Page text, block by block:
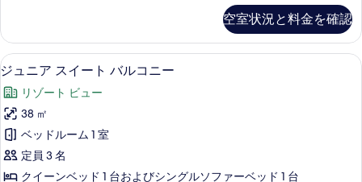
べ
て
の
写
真
を
表
の
詳
細
コ
ニ
ー
の
す
べ
て
の
ー
ル
ー
バ
ル
コ
ニ
ー
の
空室状況と料金を確認
ジ
ュ
ニ
ア
ス
イ
ミニバー、デスク、WiFi (無料)、客
7
ジュニア スイート バルコニー
リゾート ビュー
38 ㎡
ベッドルーム 1 室
定員 3 名
クイーンベッド 1 台およびシングルソファーベッド 1 台